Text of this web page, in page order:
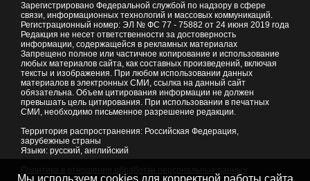
Зарегистрировано Федеральной службой по надзору в сфере
связи, информационных технологий и массовых коммуникаций.
Регистрационный номер: ЭЛ № ФС 77 - 75882 от 24 июня 2019 года
Редакция не несет ответственности за достоверность
информации, содержащейся в рекламных материалах
Запрещено полное или частичное копирование и использование
любых материалов сайта, как составных произведений, включая
тексты и изображения. При любом использовании данных
материалов в электронных СМИ, ссылка на данный сайт
обязательна. Объем цитирования информации не должен
превышать цель цитирования. При использовании в печатных
СМИ, необходимо письменное разрешение редакции.
Территория распространения: Российская Федерация,
зарубежные страны
Языки: русский, английский
Мы используем cookies для корректной работы сайта